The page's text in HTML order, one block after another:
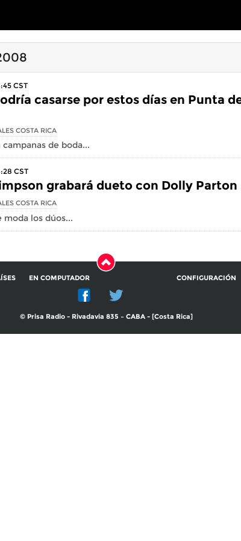
CST
casarse por estos días en Punta
COSTA RICA
campanas de boda...
CST
grabará dueto con Dolly Parton
COSTA RICA
moda los dúos...
EN COMPUTADOR CONFIGURACIÓN
© Prisa Radio - Rivadavia 835 – CABA - [Costa Rica]